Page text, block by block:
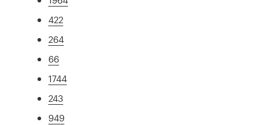
422
264
66
1744
243
949